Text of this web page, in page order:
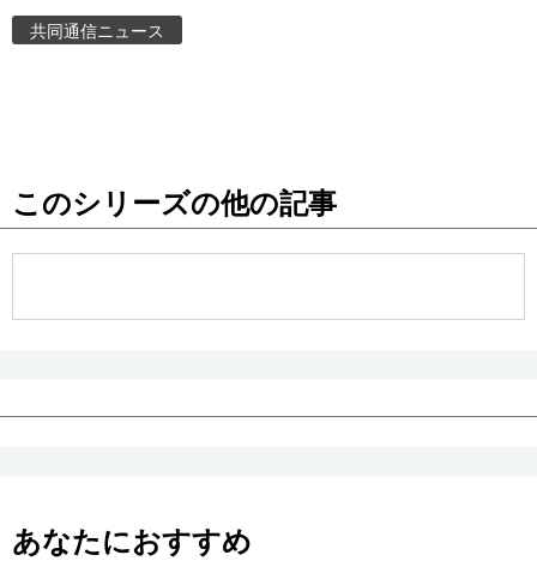
People
公式SNS
共同通信ニュース
このシリーズの他の記事
あなたにおすすめ